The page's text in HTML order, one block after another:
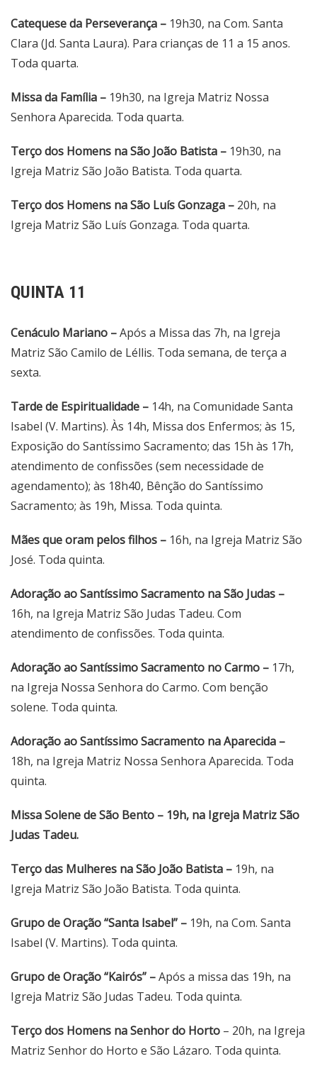
Catequese da Perseverança – 19h30, na Com. Santa
Clara (Jd. Santa Laura). Para crianças de 11 a 15 anos.
Toda quarta.
Missa da Família – 19h30, na Igreja Matriz Nossa
Senhora Aparecida. Toda quarta.
Terço dos Homens na São João Batista – 19h30, na
Igreja Matriz São João Batista. Toda quarta.
Terço dos Homens na São Luís Gonzaga – 20h, na
Igreja Matriz São Luís Gonzaga. Toda quarta.
QUINTA 11
Cenáculo Mariano –Após a Missa das 7h, na Igreja
Matriz São Camilo de Léllis. Toda semana, de terça a
sexta.
Tarde de Espiritualidade – 14h, na Comunidade Santa
Isabel (V. Martins). Às 14h, Missa dos Enfermos; às 15,
Exposição do Santíssimo Sacramento; das 15h às 17h,
atendimento de confissões (sem necessidade de
agendamento); às 18h40, Bênção do Santíssimo
Sacramento; às 19h, Missa. Toda quinta.
Mães que oram pelos filhos – 16h, na Igreja Matriz São
José. Toda quinta.
Adoração ao Santíssimo Sacramento na São Judas –
16h, na Igreja Matriz São Judas Tadeu. Com
atendimento de confissões. Toda quinta.
Adoração ao Santíssimo Sacramento no Carmo – 17h,
na Igreja Nossa Senhora do Carmo. Com benção
solene. Toda quinta.
Adoração ao Santíssimo Sacramento na Aparecida –
18h, na Igreja Matriz Nossa Senhora Aparecida. Toda
quinta.
Missa Solene de São Bento – 19h, na Igreja Matriz São
Judas Tadeu.
Terço das Mulheres na São João Batista – 19h, na
Igreja Matriz São João Batista. Toda quinta.
Grupo de Oração “Santa Isabel” – 19h, na Com. Santa
Isabel (V. Martins). Toda quinta.
Grupo de Oração “Kairós” –Após a missa das 19h, na
Igreja Matriz São Judas Tadeu. Toda quinta.
Terço dos Homens na Senhor do Horto – 20h, na Igreja
Matriz Senhor do Horto e São Lázaro. Toda quinta.